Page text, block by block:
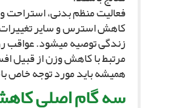
فعالیت منظم بدنى، استراحت
کاهش استرس و سایر
زندگى توصیه مى‏شود. عواقب
مرتبط با کاهش وزن از قبیل
همیشه باید مورد توجه خاص
سه گام اصلى